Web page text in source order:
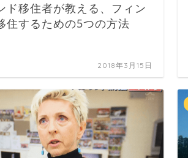
ド移住者が教える、フィン
住するための5つの方法
2018年3月15日